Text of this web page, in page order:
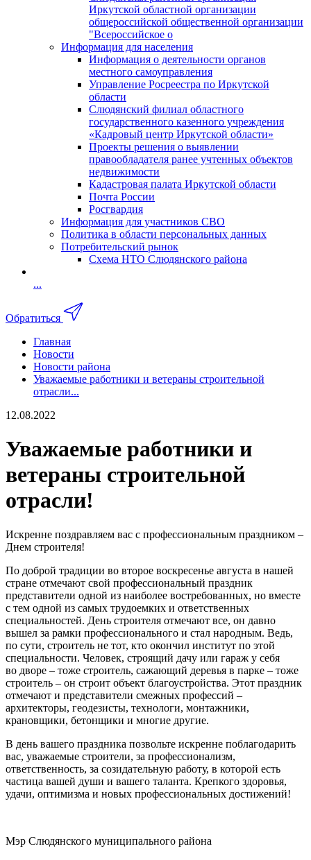
Иркутской областной организации
общероссийской общественной организации
"Всероссийское о
Информация для населения
Информация о деятельности органов
местного самоуправления
Управление Росреестра по Иркутской
области
Слюдянский филиал областного
государственного казенного учреждения
«Кадровый центр Иркутской области»
Проекты решения о выявлении
правообладателя ранее учтенных объектов
недвижимости
Кадастровая палата Иркутской области
Почта России
Росгвардия
Информация для участников СВО
Политика в области персональных данных
Потребительский рынок
Схема НТО Слюдянского района
...
Обратиться
Главная
Новости
Новости района
Уважаемые работники и ветераны строительной
отрасли...
12.08.2022
Уважаемые работники и
ветераны строительной
отрасли!
Искренне поздравляем вас с профессиональным праздником –
Днем строителя!
По доброй традиции во второе воскресенье августа в нашей
стране отмечают свой профессиональный праздник
представители одной из наиболее востребованных, но вместе
с тем одной из самых трудоемких и ответственных
специальностей. День строителя отмечают все, он давно
вышел за рамки профессионального и стал народным. Ведь,
по сути, строитель не тот, кто окончил институт по этой
специальности. Человек, строящий дачу или гараж у себя
во дворе – тоже строитель, сажающий деревья в парке – тоже
строитель – он строит объект благоустройства. Этот праздник
отмечают и представители смежных профессий –
архитекторы, геодезисты, технологи, монтажники,
крановщики, бетонщики и многие другие.
В день вашего праздника позвольте искренне поблагодарить
вас, уважаемые строители, за профессионализм,
ответственность, за созидательную работу, в которой есть
частица вашей души и вашего таланта. Крепкого здоровья,
удачи, оптимизма и новых профессиональных достижений!
Мэр Слюдянского муниципального района